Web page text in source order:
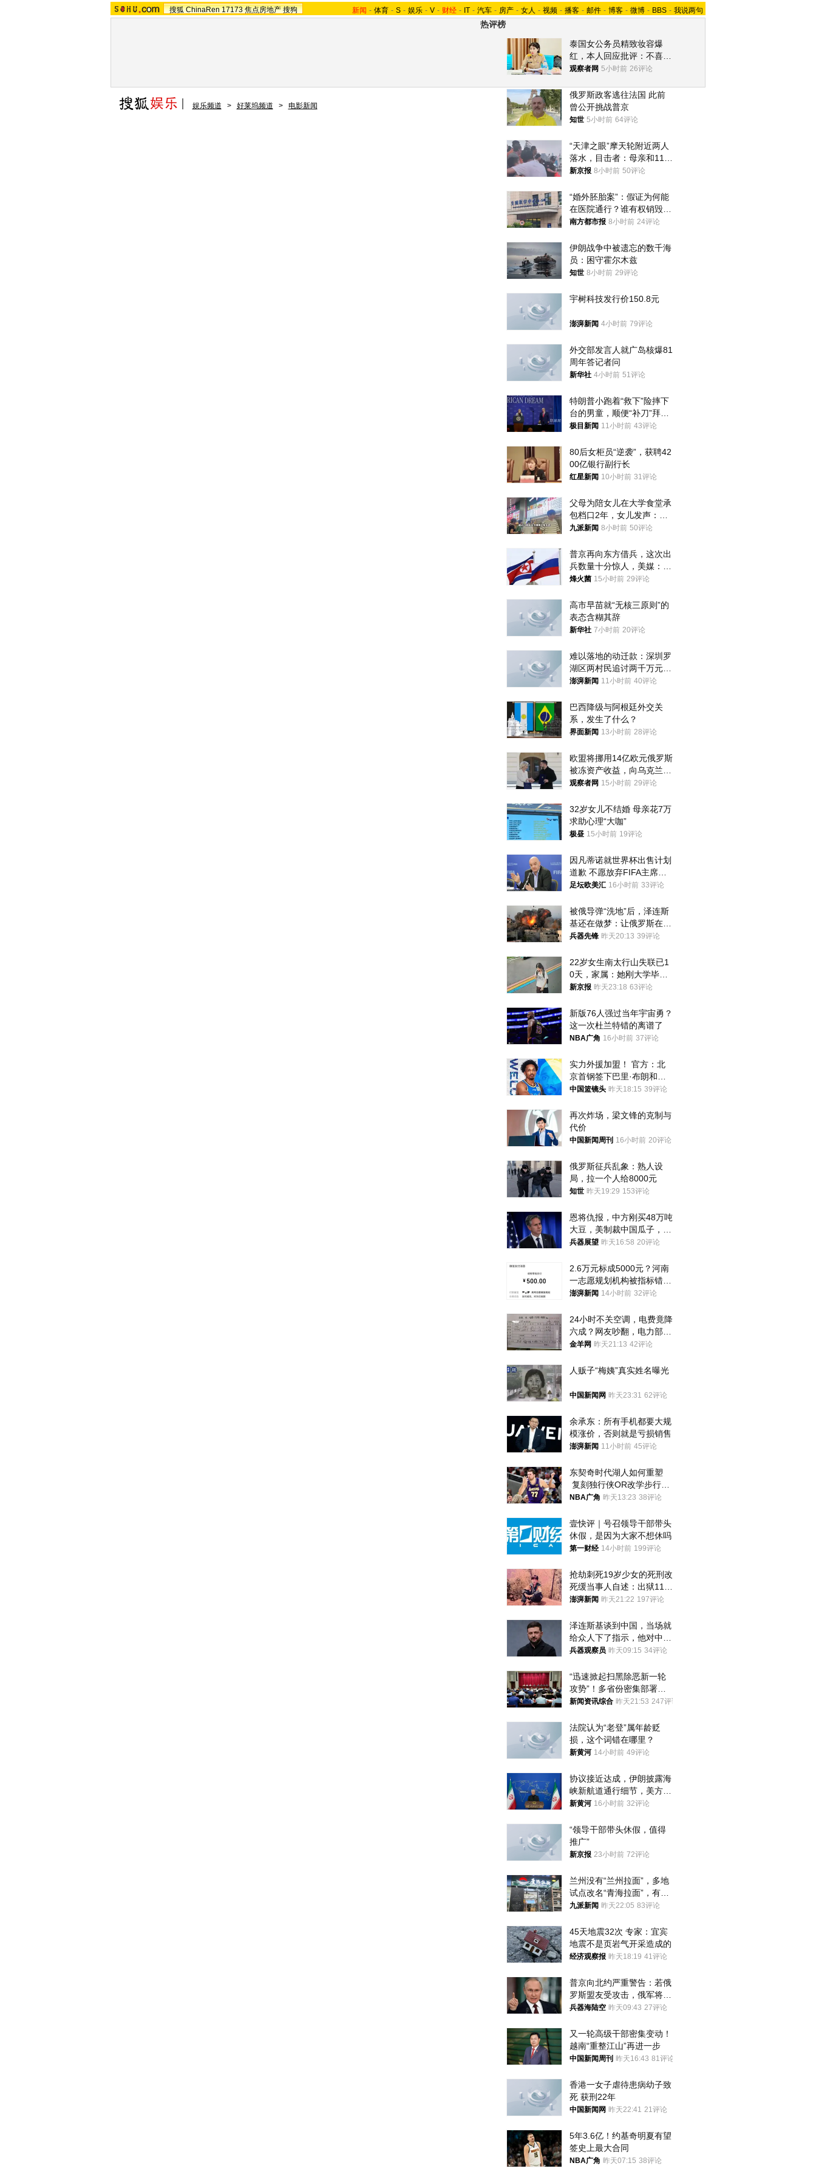
搜狐 ChinaRen 17173 焦点房地产 搜狗 新闻 - 体育 - S - 娱乐 - V - 财经 - IT - 汽车 - 房产 - 女人 - 视频 - 播客 - 邮件 - 博客 - 微博 - BBS - 我说两句
热评榜
泰国女公务员精致妆容爆
红，本人回应批评：不喜欢
就别看
观察者网 5小时前 26评论
俄罗斯政客逃往法国 此前
曾公开挑战普京
知世 5小时前 64评论
“天津之眼”摩天轮附近两人
落水，目击者：母亲和11岁
儿子先后被打捞上岸
新京报 8小时前 50评论
“婚外胚胎案”：假证为何能
在医院通行？谁有权销毁胚
胎？
南方都市报 8小时前 24评论
伊朗战争中被遗忘的数千海
员：困守霍尔木兹
知世 8小时前 29评论
宇树科技发行价150.8元
澎湃新闻 4小时前 79评论
外交部发言人就广岛核爆81
周年答记者问
新华社 4小时前 51评论
特朗普小跑着“救下”险摔下
台的男童，顺便“补刀”拜
登：“我可不想他像拜登一
极目新闻 11小时前 43评论
80后女柜员“逆袭”，获聘42
00亿银行副行长
红星新闻 10小时前 31评论
父母为陪女儿在大学食堂承
包档口2年，女儿发声：初
衷是为了陪伴，毕业后将不
九派新闻 8小时前 50评论
普京再向东方借兵，这次出
兵数量十分惊人，美媒：俄
朝要动真格？
烽火菌 15小时前 29评论
高市早苗就“无核三原则”的
表态含糊其辞
新华社 7小时前 20评论
难以落地的动迁款：深圳罗
湖区两村民追讨两千万元动
迁款八年未果
澎湃新闻 11小时前 40评论
巴西降级与阿根廷外交关
系，发生了什么？
界面新闻 13小时前 28评论
欧盟将挪用14亿欧元俄罗斯
被冻资产收益，向乌克兰提
供援助
观察者网 15小时前 29评论
32岁女儿不结婚 母亲花7万
求助心理“大咖”
极昼 15小时前 19评论
因凡蒂诺就世界杯出售计划
道歉 不愿放弃FIFA主席职
位
足坛欧美汇 16小时前 33评论
被俄导弹“洗地”后，泽连斯
基还在做梦：让俄罗斯在冬
季前求和？
兵器先锋 昨天20:13 39评论
22岁女生南太行山失联已1
0天，家属：她刚大学毕业
想到山里旅行
新京报 昨天23:18 63评论
新版76人强过当年宇宙勇？
这一次杜兰特错的离谱了
NBA广角 16小时前 37评论
实力外援加盟！ 官方：北
京首钢签下巴里·布朗和桑
普森
中国篮镜头 昨天18:15 39评论
再次炸场，梁文锋的克制与
代价
中国新闻周刊 16小时前 20评论
俄罗斯征兵乱象：熟人设
局，拉一个人给8000元
知世 昨天19:29 153评论
恩将仇报，中方刚买48万吨
大豆，美制裁中国瓜子，布
林肯措辞变了
兵器展望 昨天16:58 20评论
2.6万元标成5000元？河南
一志愿规划机构被指标错学
费致考生复读
澎湃新闻 14小时前 32评论
24小时不关空调，电费竟降
六成？网友吵翻，电力部门
回应→
金羊网 昨天21:13 42评论
人贩子“梅姨”真实姓名曝光
中国新闻网 昨天23:31 62评论
余承东：所有手机都要大规
模涨价，否则就是亏损销售
澎湃新闻 11小时前 45评论
东契奇时代湖人如何重塑
复刻独行侠OR改学步行
者？
NBA广角 昨天13:23 38评论
壹快评｜号召领导干部带头
休假，是因为大家不想休吗
第一财经 14小时前 199评论
抢劫刺死19岁少女的死刑改
死缓当事人自述：出狱11年
间始终刻意躲避被害人家属
澎湃新闻 昨天21:22 197评论
泽连斯基谈到中国，当场就
给众人下了指示，他对中国
和中乌关系，显然又有了新
兵器观察员 昨天09:15 34评论
“迅速掀起扫黑除恶新一轮
攻势”！多省份密集部署，
公布举报方式
新闻资讯综合 昨天21:53 247评论
法院认为“老登”属年龄贬
损，这个词错在哪里？
新黄河 14小时前 49评论
协议接近达成，伊朗披露海
峡新航道通行细节，美方再
提“倒计时”
新黄河 16小时前 32评论
“领导干部带头休假，值得
推广”
新京报 23小时前 72评论
兰州没有“兰州拉面”，多地
试点改名“青海拉面”，有商
家改名已两年
九派新闻 昨天22:05 83评论
45天地震32次 专家：宜宾
地震不是页岩气开采造成的
经济观察报 昨天18:19 41评论
普京向北约严重警告：若俄
罗斯盟友受攻击，俄军将动
用核武器保护
兵器海陆空 昨天09:43 27评论
又一轮高级干部密集变动！
越南“重整江山”再进一步
中国新闻周刊 昨天16:43 81评论
香港一女子虐待患病幼子致
死 获刑22年
中国新闻网 昨天22:41 21评论
5年3.6亿！约基奇明夏有望
签史上最大合同
NBA广角 昨天07:15 38评论
娱乐频道 > 好莱坞频道 > 电影新闻